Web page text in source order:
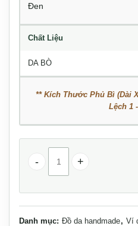
Đen
Chất Liệu
DA BÒ
** Kích Thước Phủ Bì (Dài
Lệch 1
Ví da nam handmade tiện
Danh mục: Đồ da handmade, Ví